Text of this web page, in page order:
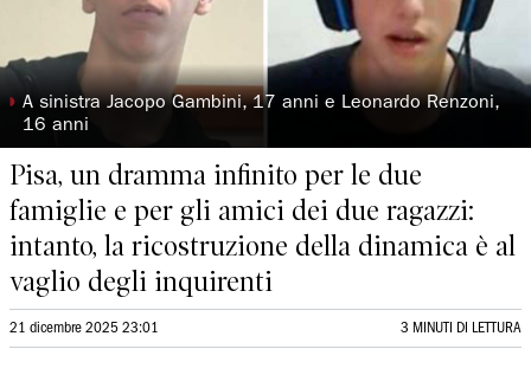
◗ A sinistra Jacopo Gambini, 17 anni e Leonardo Renzoni,
16 anni
Pisa, un dramma infinito per le due
famiglie e per gli amici dei due ragazzi:
intanto, la ricostruzione della dinamica è al
vaglio degli inquirenti
21 dicembre 2025 23:01 3 MINUTI DI LETTURA